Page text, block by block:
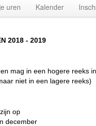
uren Kalender
2018 - 2019
mag in een hogere reeks
niet in een lagere reeks)
op
december